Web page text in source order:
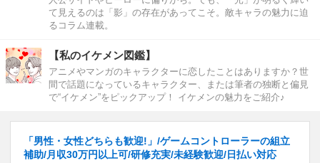
て見えるのは「影」の存在があってこそ。敵キャラの魅力に迫
るコラム連載。
【私のイケメン図鑑】
アニメやマンガのキャラクターに恋したことはありますか？世
間で話題になっているキャラクター、または筆者の独断と偏見
で“イケメン”をピックアップ！ イケメンの魅力をご紹介♪
「男性・女性どちらも歓迎!」/ゲームコントローラーの組立
補助/月収30万円以上可/研修充実/未経験歓迎/日払い対応